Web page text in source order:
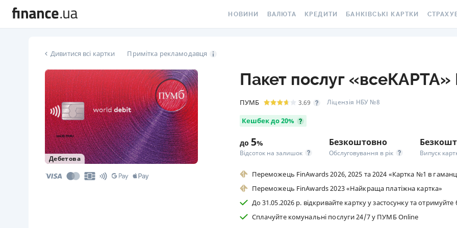
НОВИНИ
ОСОБИСТІ ФІНАНСИ
АВТОРСЬКІ КОЛОНКИ
НОВИНИ КОМПАНІЙ
СПЕЦПРОЄКТИ
РЕДАКЦІЯ
ВАЛЮТА
МІНЯЙЛО
МІЖБАНК
ГОТІВКОВІ КУРСИ
FOREX
КУРСИ МЕТАЛІВ
КРЕДИТИ
КРЕДИТ ДО ЗАРПЛАТИ
КРЕДИТ ОНЛАЙН
КРЕДИТ БЕЗ ДОВІДОК
РЕЙТИНГ ОНЛАЙН-
КРЕДИТІВ
КРЕДИТНИЙ КАЛЬКУЛЯТОР
ІПОТЕКА
ПУТІВНИКИ ПО КРЕДИТАМ
БАНКІВСЬКІ КАРТКИ
ДЕБЕТОВІ КАРТКИ
З БЕЗКОШТОВНИМ
З КЕШБЕКОМ
КЕШБЕКОМ
РЕЙТИНГ КАРТОК ДЛЯ
МАНДРІВНИКІВ
ДМС ДЛЯ
КАРТКА
Дивитися всі картки Примітка рекламодавця
Пакет послуг
ПУМБ 3.69 Ліцензія НБУ №8
Дебетова
Кешбек до 20%
до 5%
Відсоток на залишок
Безкоштовно
Обслуговування в рік Випуск
Переможець FinAwards 2026, 2025 та 2024 «Картка №1 в
Переможець FinAwards 2023 «Найкраща платіжна картка»
До 31.05.2026 р. відкривайте картку у застосунку та отримуйте
Сплачуйте комунальні послуги 24/7 у ПУМБ Online